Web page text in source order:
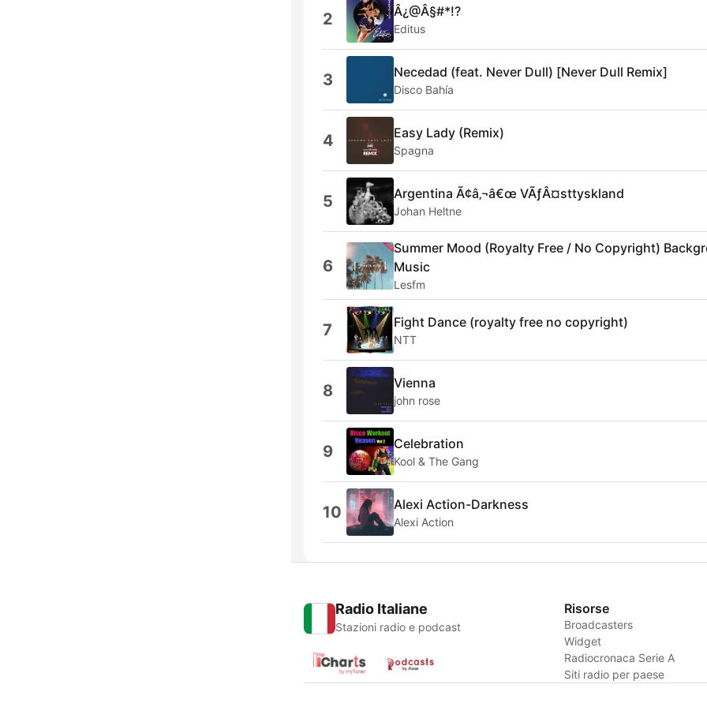
2 Â¿@Â§#*!?
Editus
3 Necedad (feat. Never Dull) [Never Dull Remix]
Disco Bahía
4 Easy Lady (Remix)
Spagna
5 Argentina Ã¢â‚¬â€œ VÃƒÂ¤sttyskland
Johan Heltne
6
Summer Mood (Royalty Free / No Copyright)
Music
Lesfm
7 Fight Dance (royalty free no copyright)
NTT
8 Vienna
john rose
9 Celebration
Kool & The Gang
10 Alexi Action-Darkness
Alexi Action
Radio Italiane
Stazioni radio e podcast
Risorse
Broadcasters
Widget
Radiocronaca Serie A
Siti radio per paese